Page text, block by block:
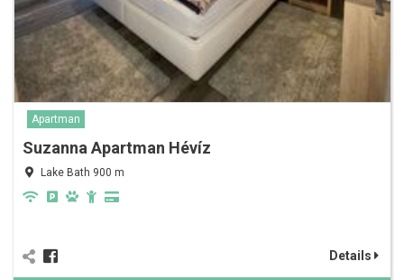
Apartman
Suzanna Apartman Hévíz
Lake Bath 900 m
Details